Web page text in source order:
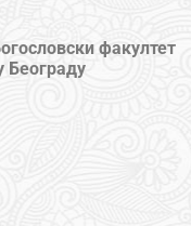
факултет
Београду